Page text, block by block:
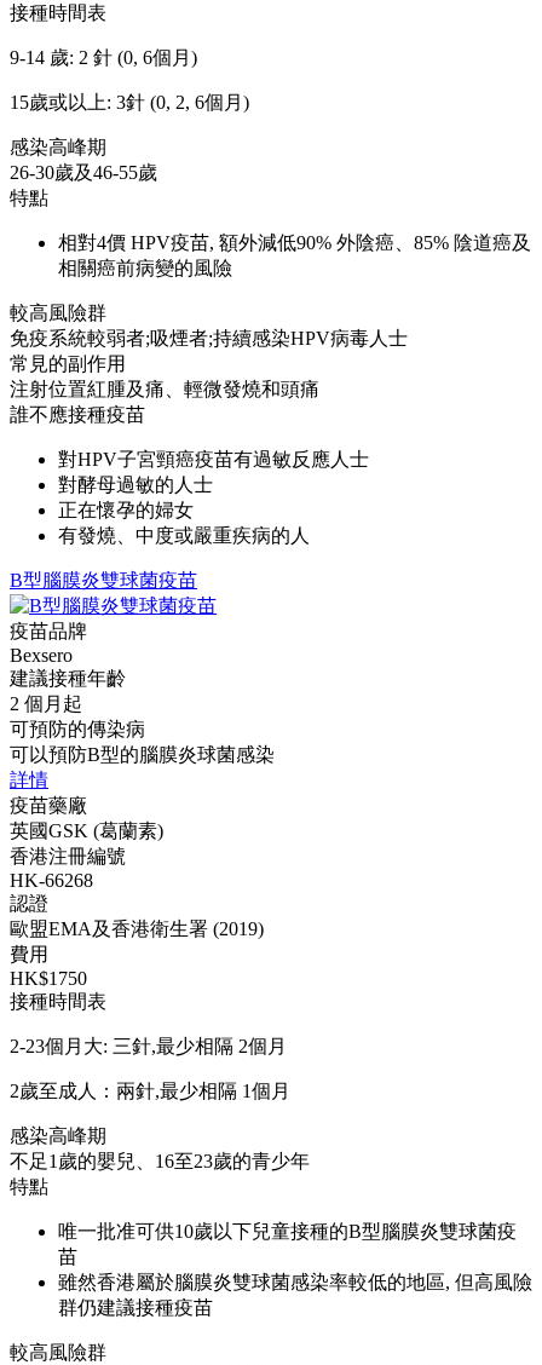
接種時間表
9-14 歲: 2 針 (0, 6個月)
15歲或以上: 3針 (0, 2, 6個月)
感染高峰期
26-30歲及46-55歲
特點
相對4價 HPV疫苗, 額外減低90% 外陰癌、85% 陰道癌及
相關癌前病變的風險
較高風險群
免疫系統較弱者;吸煙者;持續感染HPV病毒人士
常見的副作用
注射位置紅腫及痛、輕微發燒和頭痛
誰不應接種疫苗
對HPV子宮頸癌疫苗有過敏反應人士
對酵母過敏的人士
正在懷孕的婦女
有發燒、中度或嚴重疾病的人
B型腦膜炎雙球菌疫苗
疫苗品牌
Bexsero
建議接種年齡
2 個月起
可預防的傳染病
可以預防B型的腦膜炎球菌感染
詳情
疫苗藥廠
英國GSK (葛蘭素)
香港注冊編號
HK-66268
認證
歐盟EMA及香港衛生署 (2019)
費用
HK$1750
接種時間表
2-23個月大: 三針,最少相隔 2個月
2歲至成人：兩針,最少相隔 1個月
感染高峰期
不足1歲的嬰兒、16至23歲的青少年
特點
唯一批准可供10歲以下兒童接種的B型腦膜炎雙球菌疫
苗
雖然香港屬於腦膜炎雙球菌感染率較低的地區, 但高風險
群仍建議接種疫苗
較高風險群